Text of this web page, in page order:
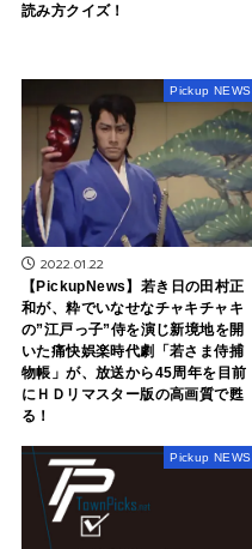
読み方クイズ！
Pickup NEWS
2022.01.22
【PickupNews】若き日の田村正
和が、粋でいなせなチャキチャキ
の”江戸っ子”侍を演じ新境地を開
いた痛快娯楽時代劇「若さま侍捕
物帳」が、放送から45周年を目前
にＨＤリマスター版の高画質で甦
る！
Pickup NEWS